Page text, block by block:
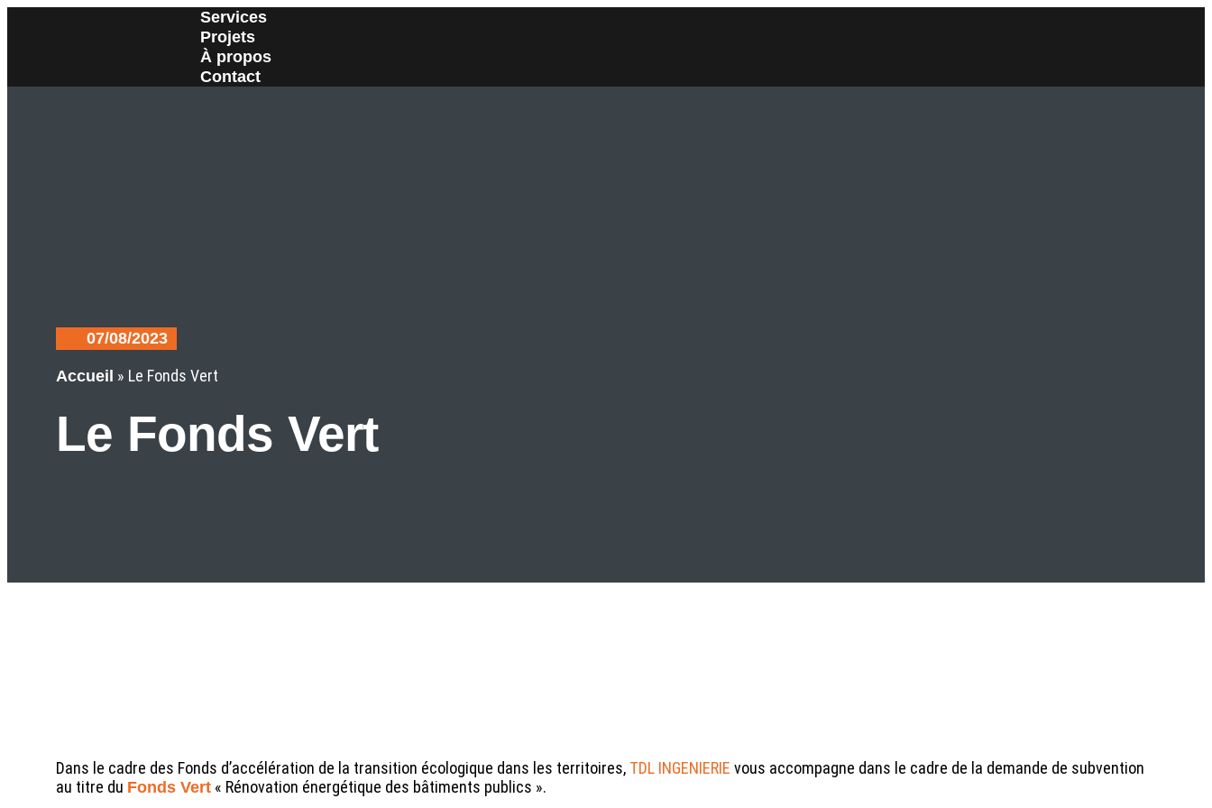
Services
Projets
À propos
Contact
07/08/2023
Accueil » Le Fonds Vert
Le Fonds Vert
Dans le cadre des Fonds d’accélération de la transition écologique dans les territoires, TDL INGENIERIE vous accompagne dans le cadre de la demande de subvention
au titre du Fonds Vert « Rénovation énergétique des bâtiments publics ».